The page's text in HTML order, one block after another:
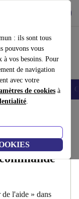
: ils sont tous
pouvons vous
vos besoins. Pour
de navigation
avec votre
de cookies à
.
Accessoires
l'aide » dans